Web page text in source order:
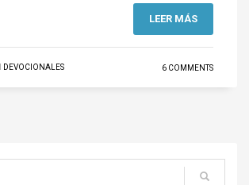
LEER MÁS
DEVOCIONALES 6 COMMENTS